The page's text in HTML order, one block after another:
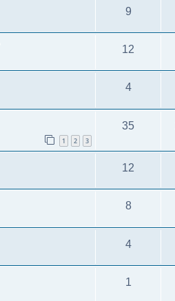
9
12
4
1 2 3
35
12
8
4
1